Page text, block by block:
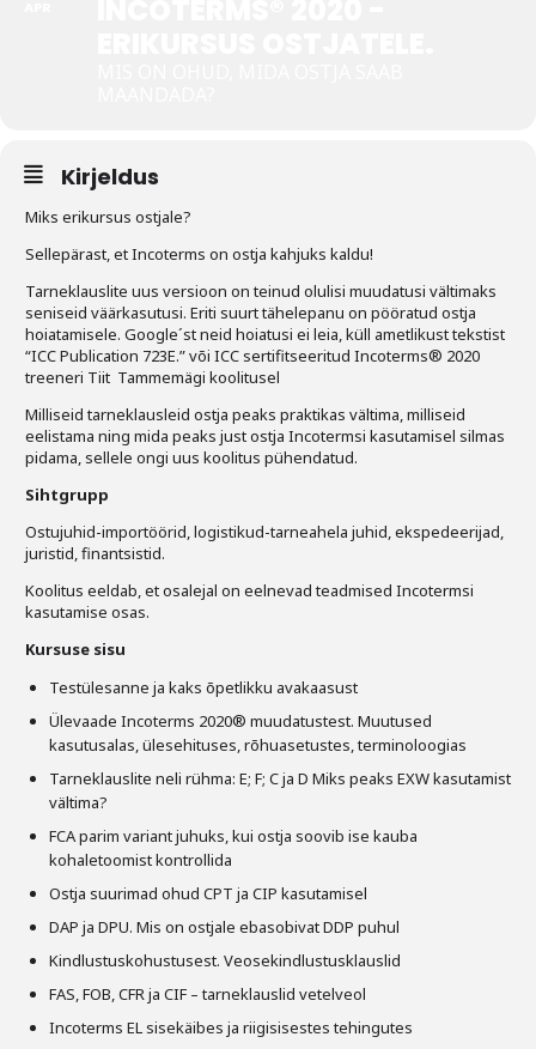
Viidad
ICC WBO
ICC komisjonid
Digiraamatukogu
Juhendid ja väljaanded
Videod
Kontakt
Liitu meililistiga
Oskusteave
Incoterms® 2020
Abimaterjalid
Projektid
Kirjeldus
Miks erikursus ostjale?
Sellepärast, et Incoterms on ostja kahjuks kaldu!
Tarneklauslite uus versioon on teinud olulisi muudatusi vältimaks
seniseid väärkasutusi. Eriti suurt tähelepanu on pööratud ostja
hoiatamisele. Google´st neid hoiatusi ei leia, küll ametlikust tekstist
“ICC Publication 723E.” või ICC sertifitseeritud Incoterms® 2020
treeneri Tiit Tammemägi koolitusel
Milliseid tarneklausleid ostja peaks praktikas vältima, milliseid
eelistama ning mida peaks just ostja Incotermsi kasutamisel silmas
pidama, sellele ongi uus koolitus pühendatud.
Sihtgrupp
Ostujuhid-importöörid, logistikud-tarneahela juhid, ekspedeerijad,
juristid, finantsistid.
Koolitus eeldab, et osalejal on eelnevad teadmised Incotermsi
kasutamise osas.
Kursuse sisu
Testülesanne ja kaks õpetlikku avakaasust
Ülevaade Incoterms 2020® muudatustest. Muutused
kasutusalas, ülesehituses, rõhuasetustes, terminoloogias
Tarneklauslite neli rühma: E; F; C ja D Miks peaks EXW kasutamist
vältima?
FCA parim variant juhuks, kui ostja soovib ise kauba
kohaletoomist kontrollida
Ostja suurimad ohud CPT ja CIP kasutamisel
DAP ja DPU. Mis on ostjale ebasobivat DDP puhul
Kindlustuskohustusest. Veosekindlustusklauslid
FAS, FOB, CFR ja CIF – tarneklauslid vetelveol
Incoterms EL sisekäibes ja riigisisestes tehingutes